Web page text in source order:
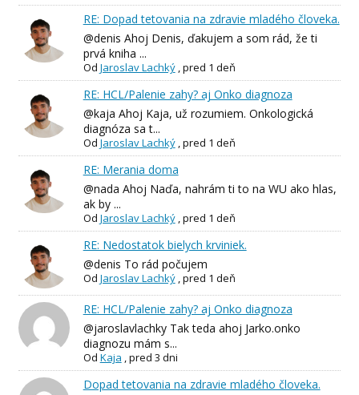
RE: Dopad tetovania na zdravie mladého človeka.
@denis Ahoj Denis, ďakujem a som rád, že ti
prvá kniha ...
Od Jaroslav Lachký,pred 1 deň
RE: HCL/Palenie zahy? aj Onko diagnoza
@kaja Ahoj Kaja, už rozumiem. Onkologická
diagnóza sa t...
Od Jaroslav Lachký,pred 1 deň
RE: Merania doma
@nada Ahoj Naďa, nahrám ti to na WU ako hlas,
ak by ...
Od Jaroslav Lachký,pred 1 deň
RE: Nedostatok bielych krviniek.
@denis To rád počujem
Od Jaroslav Lachký,pred 1 deň
RE: HCL/Palenie zahy? aj Onko diagnoza
@jaroslavlachky Tak teda ahoj Jarko.onko
diagnozu mám s...
Od Kaja ,pred 3 dni
Dopad tetovania na zdravie mladého človeka.